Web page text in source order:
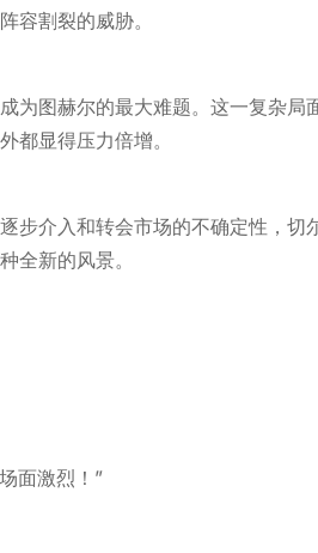
容割裂的威胁。
为图赫尔的最大难题。这一复杂局
都显得压力倍增。
步介入和转会市场的不确定性，切
全新的风景。
面激烈！”